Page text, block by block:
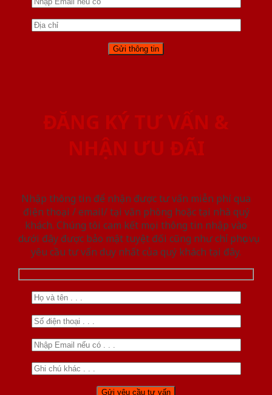
ĐĂNG KÝ TƯ VẤN &
NHẬN ƯU ĐÃI
Nhập thông tin để nhận được tư vấn miễn phí qua
điện thoại / email/ tại văn phòng hoặc tại nhà quý
khách. Chúng tôi cam kết mọi thông tin nhập vào
dưới đây được bảo mật tuyệt đối cũng như chỉ phục vụ
yêu cầu tư vấn duy nhất của quý khách tại đây.